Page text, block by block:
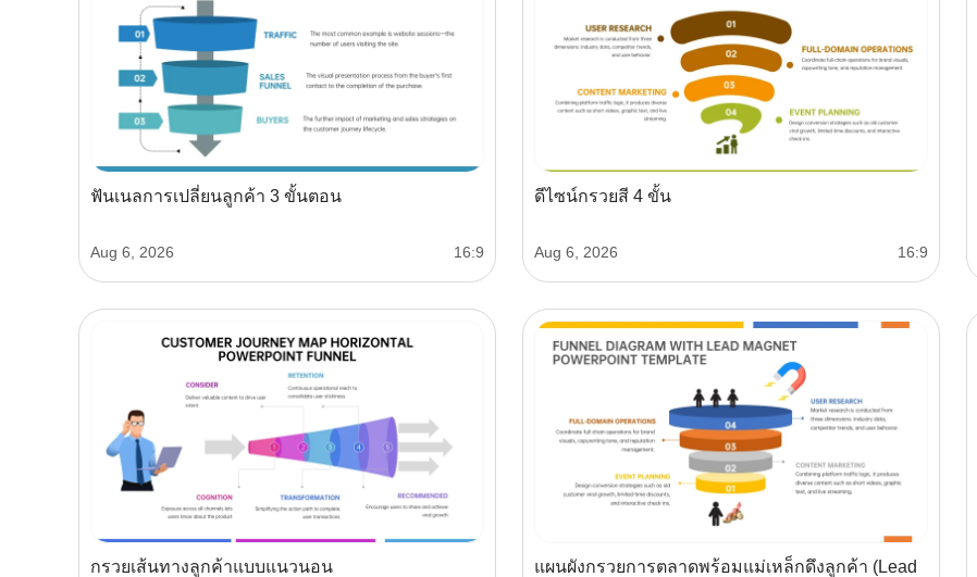
ฟันเนลการเปลี่ยนลูกค้า 3 ขั้นตอน
Aug 6, 2026 16:9
ดีไซน์กรวยสี 4 ขั้น
Aug 6, 2026 16:9
กรวยเส้นทางลูกค้าแบบแนวนอน
แผนผังกรวยการตลาดพร้อมแม่เหล็กดึงลูกค้า (Lead